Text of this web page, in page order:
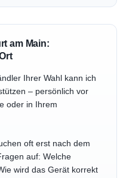
am Main:
Ihrer Wahl kann ich
– persönlich vor
oder in Ihrem
oft erst nach dem
auf: Welche
wird das Gerät korrekt